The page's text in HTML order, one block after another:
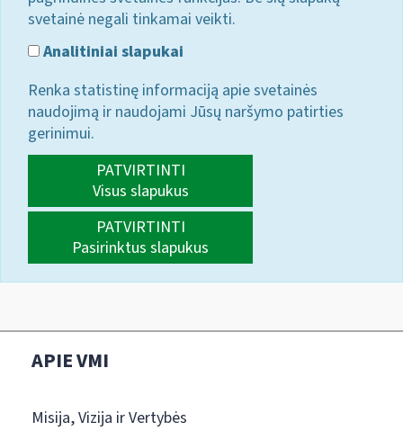
svetainė negali tinkamai veikti.
Analitiniai slapukai
Renka statistinę informaciją apie svetainės
naudojimą ir naudojami Jūsų naršymo patirties
gerinimui.
PATVIRTINTI
Visus slapukus
PATVIRTINTI
Pasirinktus slapukus
APIE VMI
Misija, Vizija ir Vertybės